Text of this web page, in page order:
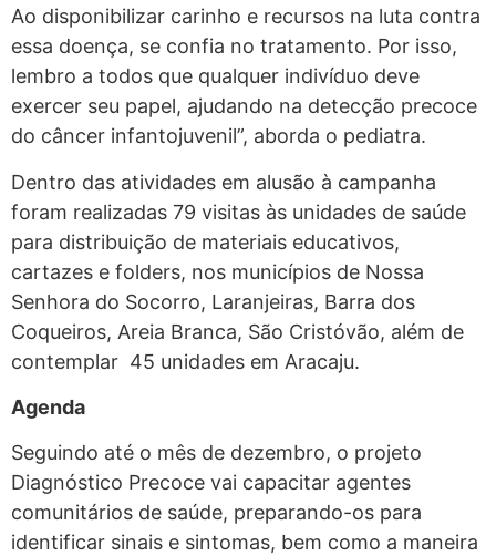
Ao disponibilizar carinho e recursos na luta contra
essa doença, se confia no tratamento. Por isso,
lembro a todos que qualquer indivíduo deve
exercer seu papel, ajudando na detecção precoce
do câncer infantojuvenil”, aborda o pediatra.
Dentro das atividades em alusão à campanha
foram realizadas 79 visitas às unidades de saúde
para distribuição de materiais educativos,
cartazes e folders, nos municípios de Nossa
Senhora do Socorro, Laranjeiras, Barra dos
Coqueiros, Areia Branca, São Cristóvão, além de
contemplar 45 unidades em Aracaju.
Agenda
Seguindo até o mês de dezembro, o projeto
Diagnóstico Precoce vai capacitar agentes
comunitários de saúde, preparando-os para
identificar sinais e sintomas, bem como a maneira